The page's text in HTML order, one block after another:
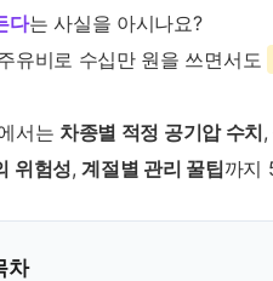
다는 사실을 아시나요?
유비로 수십만 원을 쓰면서도
서는 차종별 적정 공기압 수치,
위험성,계절별 관리 꿀팁까지
차